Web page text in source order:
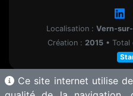
Localisation : Vern-
Création : 2015 • Total
Ce site internet utilise